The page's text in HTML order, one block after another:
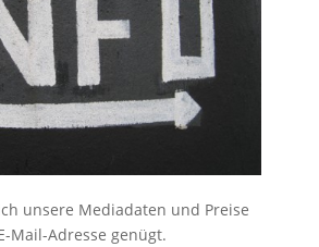
unsere Mediadaten und Preise
Mail-Adresse genügt.